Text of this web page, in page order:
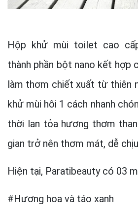
Hộp khử mùi toilet cao
thành phần bột nano kết hợp
làm thơm chiết xuất từ thiên
khử mùi hôi 1 cách nhanh
thời lan tỏa hương thơm
gian trở nên thơm mát, dễ
Hiện tại, Paratibeauty có 03
#Hương hoa và táo xanh